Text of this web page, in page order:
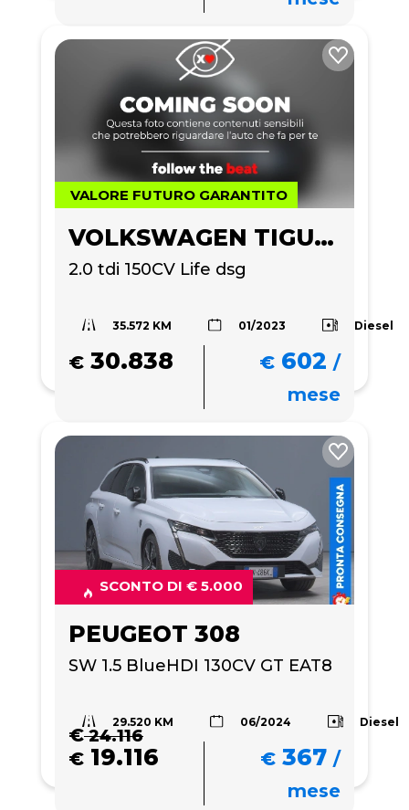
VALORE FUTURO GARANTITO
VOLKSWAGEN TIGUAN
2.0 tdi 150CV Life dsg
35.572 KM 01/2023 Diesel
€ 30.838 € 602 /
mese
SCONTO DI € 5.000
PEUGEOT 308
SW 1.5 BlueHDI 130CV GT EAT8
29.520 KM 06/2024 Diesel
€24.116
€ 19.116 € 367 /
mese